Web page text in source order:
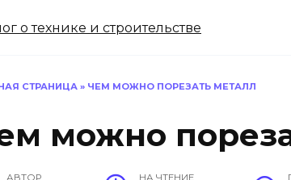
СТРАНИЦА » ЧЕМ МОЖНО ПОРЕЗАТЬ МЕТАЛЛ
можно
АВТОР НА ЧТЕНИЕ